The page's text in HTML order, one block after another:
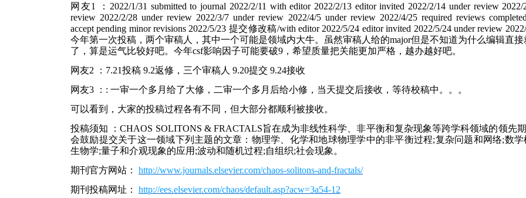
网友1
：2022/1/31 submitted to journal 2022/2/11 with editor 2022/2/13 editor invited 2022/2/14 under review 2022/
review 2022/2/28 under review 2022/3/7 under review 2022/4/5 under review 2022/4/25 required reviews
accept pending minor revisions 2022/5/23 提交修改稿/with editor 2022/5/24 editor invited 2022/5/24 under review
今年第一次投稿，两个审稿人，其中一个可能是领域内大牛。虽然审稿人给的major但是不知道为什么编辑直接
了，算是运气比较好吧。今年csf影响因子可能要破9，希望质量把关能更加严格，越办越好吧。
网友2 ：7.21投稿 9.2返修，三个审稿人 9.20提交 9.24接收
网友3 ：: 一审一个多月给了大修，二审一个多月后给小修，当天提交后接收，等待校稿中。。。
可以看到，大家的投稿过程各有不同，但大部分都顺利被接收。
投稿须知 ：CHAOS SOLITONS & FRACTALS旨在成为非线性科学、非平衡和复杂现象等跨学科领域的领先
会鼓励提交关于这一领域下列主题的文章：物理学、化学和地球物理学中的非平衡过程;复杂问题和网络;数学
生物学;量子和介观现象的应用;波动和随机过程;自组织;社会现象。
期刊官方网站： http://www.journals.elsevier.com/chaos-solitons-and-fractals/
期刊投稿网址： http://ees.elsevier.com/chaos/default.asp?acw=3a54-12